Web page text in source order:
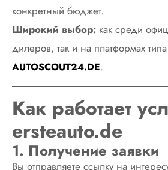
конкретный бюджет.
Широкий выбор: как среди
дилеров, так и на платформах типа
AUTOSCOUT24.DE.
Как работает
ersteauto.de
1. Получение заявки
Вы отправляете ссылку на